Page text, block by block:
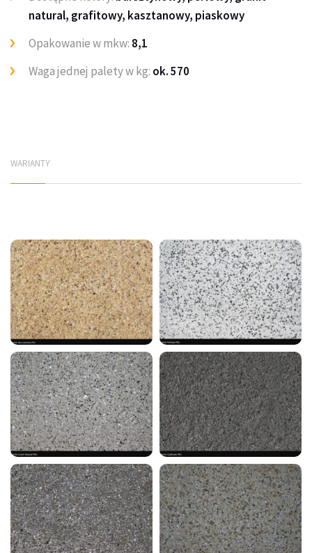
natural, grafitowy, kasztanowy, piaskowy
Opakowanie w mkw: 8,1
Waga jednej palety w kg: ok. 570
WARIANTY